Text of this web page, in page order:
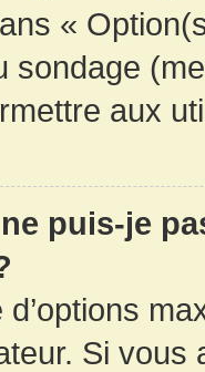
«
sondage
aux
puis-je
d’options
Si